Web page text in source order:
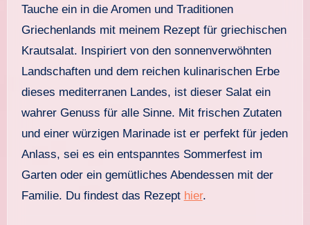
Tauche ein in die Aromen und Traditionen
Griechenlands mit meinem Rezept für griechischen
Krautsalat. Inspiriert von den sonnenverwöhnten
Landschaften und dem reichen kulinarischen Erbe
dieses mediterranen Landes, ist dieser Salat ein
wahrer Genuss für alle Sinne. Mit frischen Zutaten
und einer würzigen Marinade ist er perfekt für jeden
Anlass, sei es ein entspanntes Sommerfest im
Garten oder ein gemütliches Abendessen mit der
Familie. Du findest das Rezept hier.